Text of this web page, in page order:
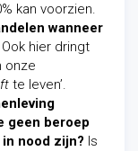
kan voorzien.
wanneer
Ook hier dringt
onze
te leven’.
geen beroep
nood zijn? Is